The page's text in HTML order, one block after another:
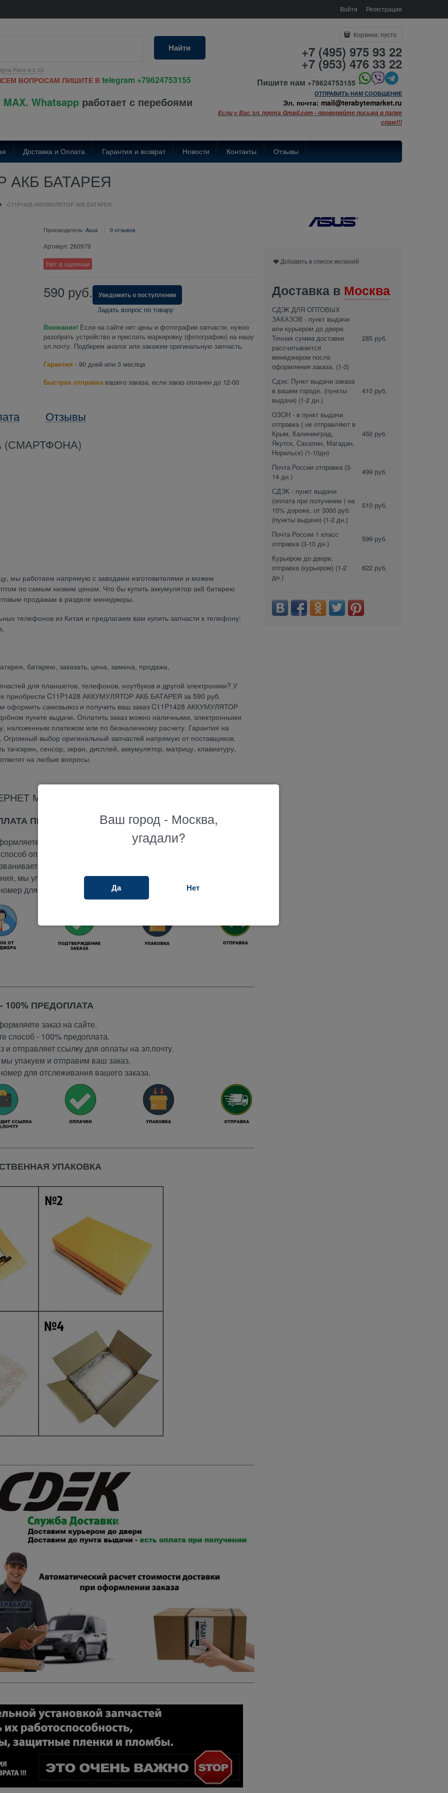
Войти Регистрация
Plane 8.5 3G
Найти
ВОПРОСАМ ПИШИТЕ В telegram +79624753155
Whatsapp работает с перебоями
Корзина: пусто
+7 (495) 975 93 22
+7 (953) 476 33 22
Пишите нам +79624753155
ОТПРАВИТЬ НАМ СООБЩЕНИЕ
Эл. почта: mail@terabytemarket.ru
Если у Вас эл. почта Gmail.com - проверяйте письма в папке
спам!!!
Доставка и Оплата Гарантия и возврат Новости Контакты Отзывы
АКБ БАТАРЕЯ
C11P1428 АККУМУЛЯТОР АКБ БАТАРЕЯ
Производитель: Asus 0 отзывов
Артикул: 260979
Нет в наличии
590 руб. Уведомить о поступлении
Задать вопрос по товару
Внимание! Если на сайте нет цены и фотографии запчасти, нужно
разобрать устройство и прислать маркировку (фотографию) на нашу
эл.почту. Подберем аналог или закажем оригинальную запчасть.
Гарантия - 90 дней или 3 месяца
Быстрая отправкавашего заказа, если заказ оплачен до 12-00
Отзывы
(СМАРТФОНА)
мы работаем напрямую с заводами изготовителями и можем
по самым низким ценам. Что бы купить аккумулятор акб батарею
продажам в разделе менеджеры.
телефонов из Китая и предлагаем вам купить запчасти к телефону:
батарею, заказать, цена, замена, продажа,
для планшетов, телефонов, ноутбуков и другой электроники? У
приобрести C11P1428 АККУМУЛЯТОР АКБ БАТАРЕЯ за 590 руб.
оформить самовывоз и получить ваш заказ C11P1428 АККУМУЛЯТОР
пункте выдачи. Оплатить заказ можно наличными, электронными
наложенным платежом или по безналичному расчету. Гарантия на
выбор оригинальный запчастей напрямую от поставщиков.
тачскрин, сенсор, экран, дисплей, аккумулятор, матрицу, клавиатуру,
на любые вопросы.
МАГАЗИНА ТЕРАБАЙТ МАРКЕТ
ПРИ ПОЛУЧЕНИИ
заказ на сайте.
оплаты -
вам и подтверждает заказ.
мы упакуем и отправим ваш заказ.
для отслеживания вашего заказа.
100% ПРЕДОПЛАТА
заказ на сайте.
способ - 100% предоплата.
и отправляет ссылку для оплаты на эл.почту.
упакуем и отправим ваш заказ.
для отслеживания вашего заказа.
УПАКОВКА
Добавить в список желаний
Доставка в Москва
СДЭК ДЛЯ ОПТОВЫХ
ЗАКАЗОВ - пункт выдачи
или курьером до двери.
Точная сумма доставки
рассчитывается
менеджером после
оформления заказа. (1-3)
285 руб.
Сдэк: Пункт выдачи заказа
в вашем городе. (пункты
выдачи) (1-2 дн.)
410 руб.
ОЗОН - в пункт выдачи
отправка ( не отправляют в
Крым, Калининград,
Якутск, Сахалин, Магадан,
Норильск) (1-10дн)
450 руб.
Почта России отправка (3-
14 дн.)
499 руб.
СДЭК - пункт выдачи
(оплата при получении ) на
10% дороже. от 3000 руб.
(пункты выдачи) (1-2 дн.)
510 руб.
Почта России 1 класс
отправка (3-10 дн.)
599 руб.
Курьером до двери.
отправка (курьером) (1-2
дн.)
622 руб.
Ваш город - Москва,
угадали?
Да Нет